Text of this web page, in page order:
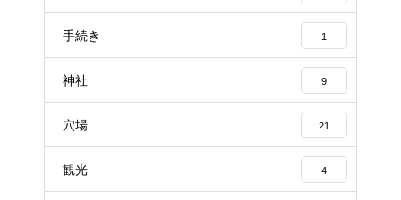
手続き 1
神社 9
穴場 21
観光 4